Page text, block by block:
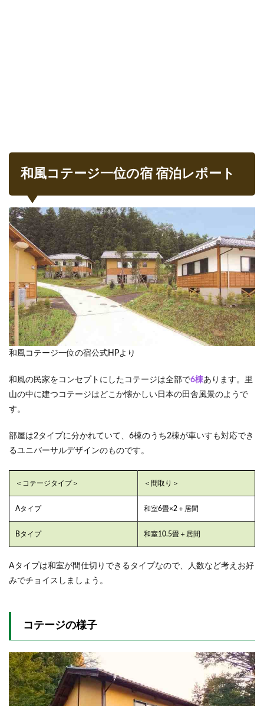
和風コテージ一位の宿 宿泊レポート
和風コテージ一位の宿公式HPより
和風の民家をコンセプトにしたコテージは全部で6棟あります。里
山の中に建つコテージはどこか懐かしい日本の田舎風景のようで
す。
部屋は2タイプに分かれていて、6棟のうち2棟が車いすも対応でき
るユニバーサルデザインのものです。
＜コテージタイプ＞ ＜間取り＞
Aタイプ 和室6畳×2＋居間
Bタイプ 和室10.5畳＋居間
Aタイプは和室が間仕切りできるタイプなので、人数など考えお好
みでチョイスしましょう。
コテージの様子